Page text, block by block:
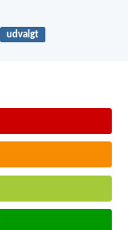
udvalgt